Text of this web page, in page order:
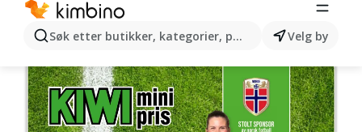
Søk etter butikker, kategorier, produkter...Velg by